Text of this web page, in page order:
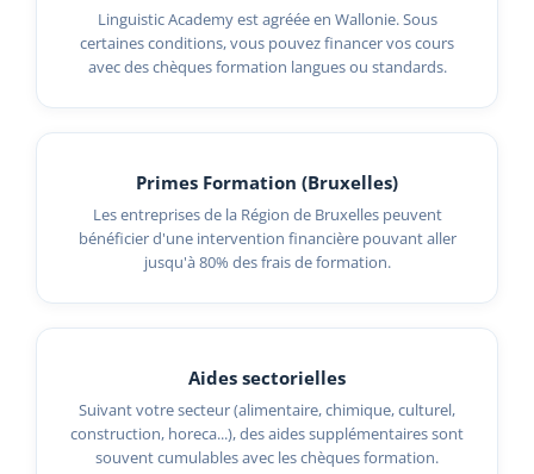
Linguistic Academy est agréée en Wallonie. Sous
certaines conditions, vous pouvez financer vos cours
avec des chèques formation langues ou standards.
Primes Formation (Bruxelles)
Les entreprises de la Région de Bruxelles peuvent
bénéficier d'une intervention financière pouvant aller
jusqu'à 80% des frais de formation.
Aides sectorielles
Suivant votre secteur (alimentaire, chimique, culturel,
construction, horeca...), des aides supplémentaires sont
souvent cumulables avec les chèques formation.